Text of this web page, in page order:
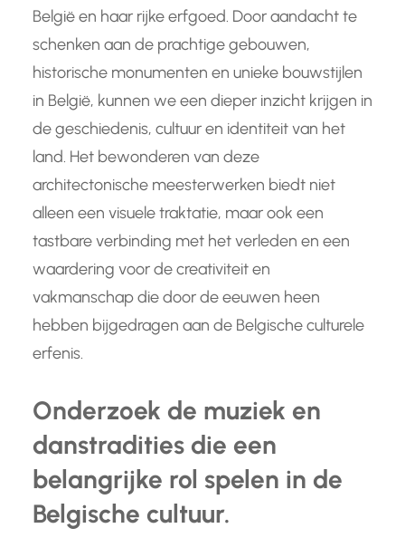
België en haar rijke erfgoed. Door aandacht te
schenken aan de prachtige gebouwen,
historische monumenten en unieke bouwstijlen
in België, kunnen we een dieper inzicht krijgen in
de geschiedenis, cultuur en identiteit van het
land. Het bewonderen van deze
architectonische meesterwerken biedt niet
alleen een visuele traktatie, maar ook een
tastbare verbinding met het verleden en een
waardering voor de creativiteit en
vakmanschap die door de eeuwen heen
hebben bijgedragen aan de Belgische culturele
erfenis.
Onderzoek de muziek en
danstradities die een
belangrijke rol spelen in de
Belgische cultuur.